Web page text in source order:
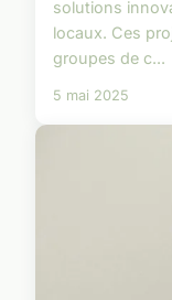
solutions
locaux. Ces
groupes de c...
5 mai 2025